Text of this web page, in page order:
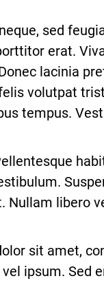
sed
erat.
lacinia
volutpat
tempus.
libero
sit amet,
ipsum. Sed